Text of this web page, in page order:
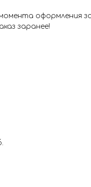
оформления
заранее!